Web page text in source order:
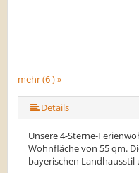
mehr (6 ) »
mehr (6 ) »
mehr (6 ) »
Details
Unsere 4-Sterne-
Wohnfläche von 55 qm.
bayerischen